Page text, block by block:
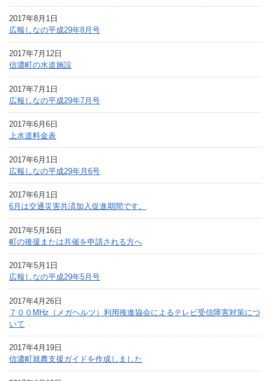
2017年8月1日
広報しなの平成29年8月号
2017年7月12日
信濃町の水道施設
2017年7月1日
広報しなの平成29年7月号
2017年6月6日
上水道料金表
2017年6月1日
広報しなの平成29年月6号
2017年6月1日
6月は交通災害共済加入促進期間です。
2017年5月16日
町の後援または共催を申請される方へ
2017年5月1日
広報しなの平成29年5月号
2017年4月26日
７００MHz（メガヘルツ）利用推進協会によるテレビ受信障害対策につ
いて
2017年4月19日
信濃町就農支援ガイドを作成しました